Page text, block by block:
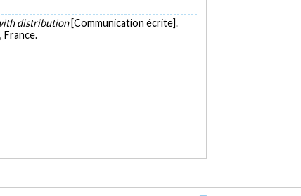
distribution [Communication écrite].
France.